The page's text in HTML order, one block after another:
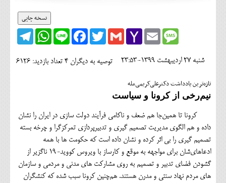
وبلاگ
کلینیک
حقوقی
محیط زیست و گردشگری
فرهنگی و هنری
اقتصادی
نسخه چاپی
Telegram
WhatsApp Line
FacebookTwitterGmailYahoo
Mail
EmailMessage
تعداد بازدید: 6126 توصیه به دیگران 4 شنبه 27 ارديبهشت 1399-23:53
تازه‌ترین یادداشت دکترعلی‌کریمی‌مله
نیم‌رخی از کرونا و سیاست
کرونا تا همین‌جا هم ضعف و ناکامی فرآیند دولت سازی در ایران را نشان
داده و هم الگوی مدیریت تصمیم گیری و تدبیرپردازی تمرکزگرا و چرخه بسته
تصمیم گیری را بی اثر کرده و نشان داده است که حکومت ها با همه
ادعاهای‌شان برای مواجهه به موقع و کارساز با ویروس کووید-19 ناگزیر از
گشودن فضای تدبیر و تصمیم به روی مشارکت های مدنی و مردمی و سازمان
های مردم نهاد سنتی و مدرن هستند. هم‌چنین کرونا سبب شده که کنشگران